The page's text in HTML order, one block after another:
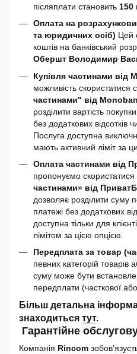
післяплати становить 150
Оплата на
та юридичних осіб) Цей
коштів на банківський
Обершт Володимир
Купівля частинами від
можливість скористатися
частинами" від
розділити вартість
без додаткових відсотків
Послуга доступна
мають активний ліміт за
Оплата частинами від
пропонуємо скористатися
частинами» від
дозволяє розділити суму
платежі без додаткових
доступна тільки для
лімітом за цією опцією.
Передплата за товар
певних категорій
суму може бути
передплати (часткової
Більш детальна
знаходиться тут.
Гарантійне
Компанія Rincom